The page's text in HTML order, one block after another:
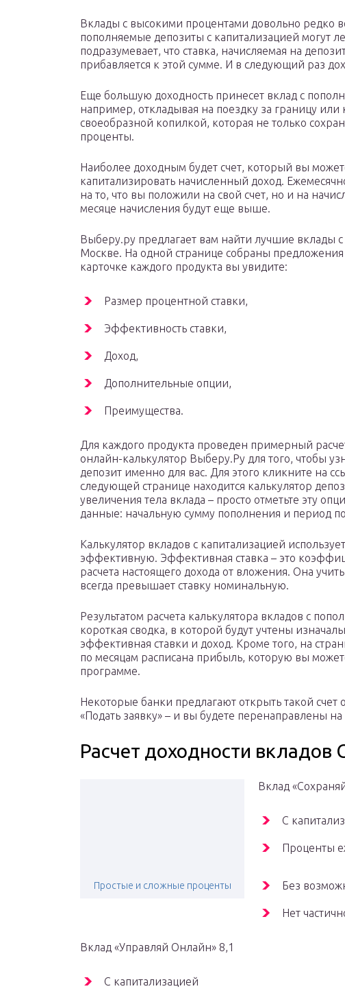
Вклады с высокими процентами довольно редко
пополняемые депозиты с капитализацией могут
подразумевает, что ставка, начисляемая на
прибавляется к этой сумме. И в следующий раз
Еще большую доходность принесет вклад с
например, откладывая на поездку за границу или
своеобразной копилкой, которая не только
проценты.
Наиболее доходным будет счет, который вы
капитализировать начисленный доход.
на то, что вы положили на свой счет, но и на
месяце начисления будут еще выше.
Выберу.ру предлагает вам найти лучшие вклады
Москве. На одной странице собраны
карточке каждого продукта вы увидите:
Размер процентной ставки,
Эффективность ставки,
Доход,
Дополнительные опции,
Преимущества.
Для каждого продукта проведен примерный
онлайн-калькулятор Выберу.Ру для того, чтобы
депозит именно для вас. Для этого кликните на
следующей странице находится калькулятор
увеличения тела вклада – просто отметьте эту
данные: начальную сумму пополнения и период
Калькулятор вкладов с капитализацией
эффективную. Эффективная ставка – это
расчета настоящего дохода от вложения. Она
всегда превышает ставку номинальную.
Результатом расчета калькулятора вкладов с
короткая сводка, в которой будут учтены
эффективная ставки и доход. Кроме того, на
по месяцам расписана прибыль, которую вы
программе.
Некоторые банки предлагают открыть такой счет
«Подать заявку» – и вы будете перенаправлены
Расчет доходности вкладов
Простые и сложные проценты
Вклад
С
Проценты
Без
Нет
Вклад «Управляй Онлайн» 8,1
С капитализацией